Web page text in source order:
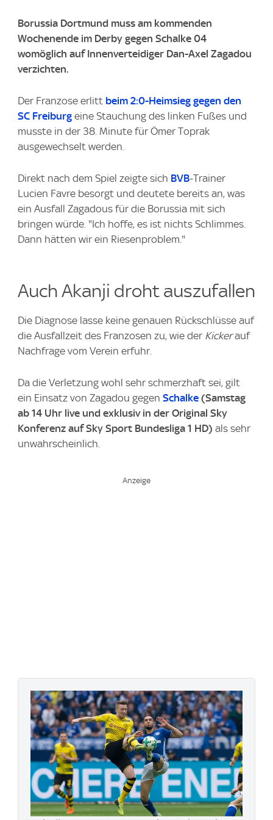
Borussia Dortmund muss am kommenden
Wochenende im Derby gegen Schalke 04
womöglich auf Innenverteidiger Dan-Axel Zagadou
verzichten.
Der Franzose erlitt beim 2:0-Heimsieg gegen den
SC Freiburg eine Stauchung des linken Fußes und
musste in der 38. Minute für Ömer Toprak
ausgewechselt werden.
Direkt nach dem Spiel zeigte sich BVB-Trainer
Lucien Favre besorgt und deutete bereits an, was
ein Ausfall Zagadous für die Borussia mit sich
bringen würde. "Ich hoffe, es ist nichts Schlimmes.
Dann hätten wir ein Riesenproblem."
Auch Akanji droht auszufallen
Die Diagnose lasse keine genauen Rückschlüsse auf
die Ausfallzeit des Franzosen zu, wie der Kickerauf
Nachfrage vom Verein erfuhr.
Da die Verletzung wohl sehr schmerzhaft sei, gilt
ein Einsatz von Zagadou gegen Schalke (Samstag
ab 14 Uhr live und exklusiv in der Original Sky
Konferenz auf Sky Sport Bundesliga 1 HD) als sehr
unwahrscheinlich.